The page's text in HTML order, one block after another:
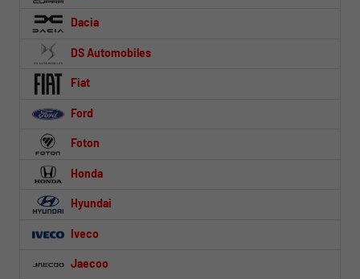
Dacia
DS Automobiles
Fiat
Ford
Foton
Honda
Hyundai
Iveco
Jaecoo